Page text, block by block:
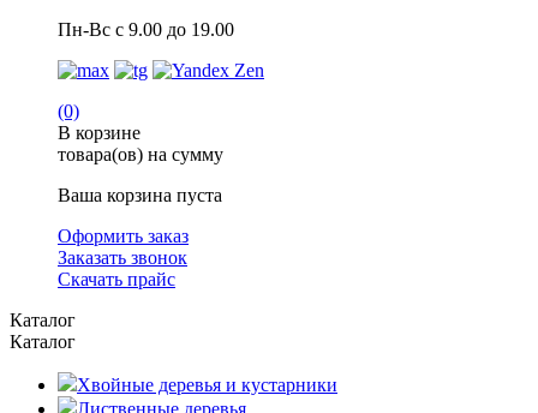
Пн-Вс с 9.00 до 19.00
(0)
В корзине
товара(ов) на сумму
Ваша корзина пуста
Оформить заказ
Заказать звонок
Скачать прайс
Каталог
Каталог
Хвойные деревья и кустарники
Лиственные деревья